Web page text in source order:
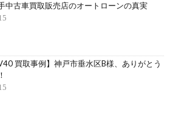
中古車買取販売店のオートローンの真実
買取事例】神戸市垂水区B様、ありがとう